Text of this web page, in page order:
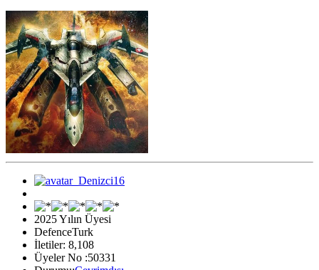
2025 Yılın Üyesi
DefenceTurk
İletiler: 8,108
Üyeler No :50331